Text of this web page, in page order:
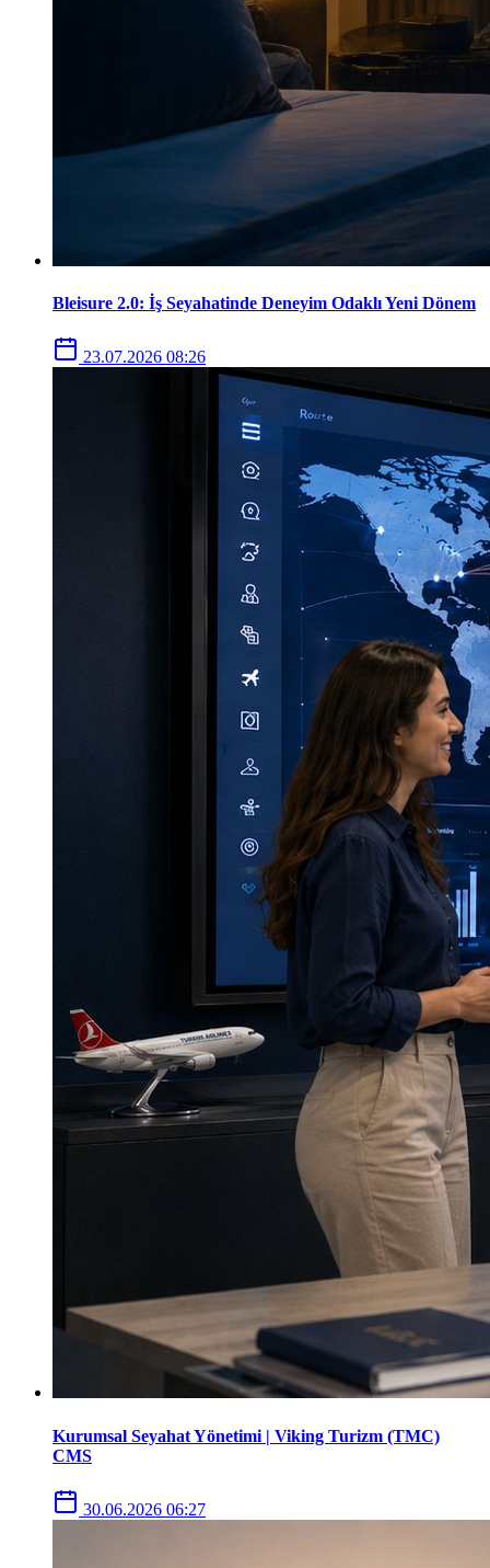
Bleisure 2.0: İş Seyahatinde Deneyim Odaklı Yeni Dönem
23.07.2026 08:26
Kurumsal Seyahat Yönetimi | Viking Turizm (TMC)
CMS
30.06.2026 06:27